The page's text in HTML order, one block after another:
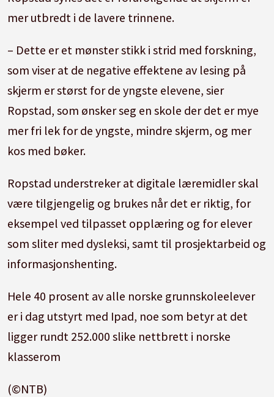
mer utbredt i de lavere trinnene.
– Dette er et mønster stikk i strid med forskning,
som viser at de negative effektene av lesing på
skjerm er størst for de yngste elevene, sier
Ropstad, som ønsker seg en skole der det er mye
mer fri lek for de yngste, mindre skjerm, og mer
kos med bøker.
Ropstad understreker at digitale læremidler skal
være tilgjengelig og brukes når det er riktig, for
eksempel ved tilpasset opplæring og for elever
som sliter med dysleksi, samt til prosjektarbeid og
informasjonshenting.
Hele 40 prosent av alle norske grunnskoleelever
er i dag utstyrt med Ipad, noe som betyr at det
ligger rundt 252.000 slike nettbrett i norske
klasserom
(©NTB)